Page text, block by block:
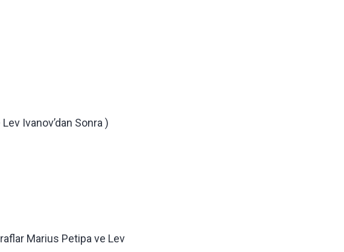
Ivanov’dan Sonra )
Marius Petipa ve Lev